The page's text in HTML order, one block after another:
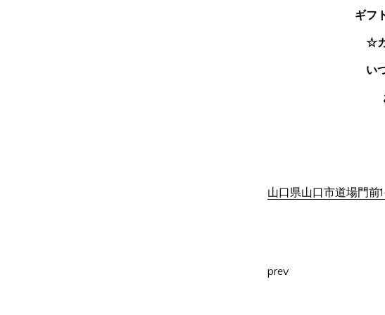
ギフ
☆
い
山口県山口市道場門前
prev